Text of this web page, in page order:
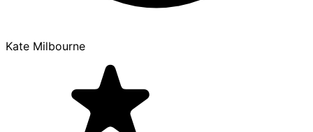
Kate Milbourne